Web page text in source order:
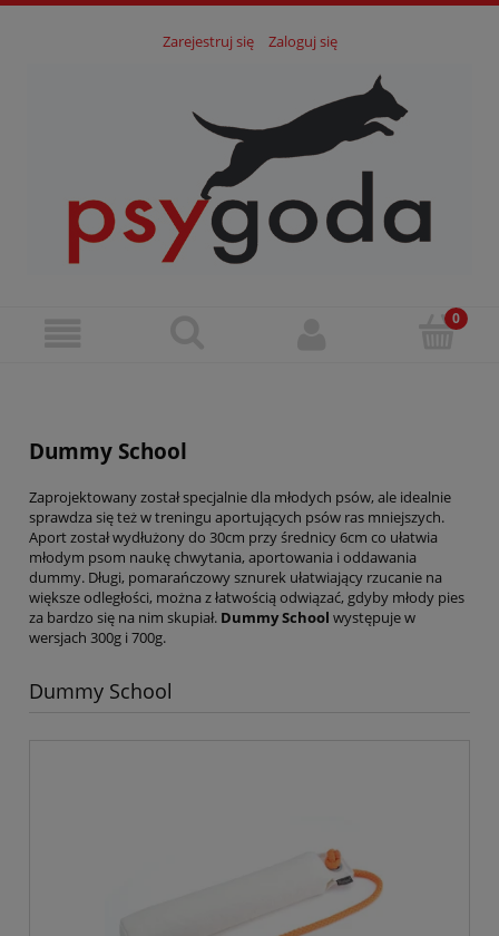
Zarejestruj się Zaloguj się
Dummy School
Zaprojektowany został specjalnie dla młodych psów, ale idealnie
sprawdza się też w treningu aportujących psów ras mniejszych.
Aport został wydłużony do 30cm przy średnicy 6cm co ułatwia
młodym psom naukę chwytania, aportowania i oddawania
dummy. Długi, pomarańczowy sznurek ułatwiający rzucanie na
większe odległości, można z łatwością odwiązać, gdyby młody pies
za bardzo się na nim skupiał. Dummy School występuje w
wersjach 300g i 700g.
Dummy School